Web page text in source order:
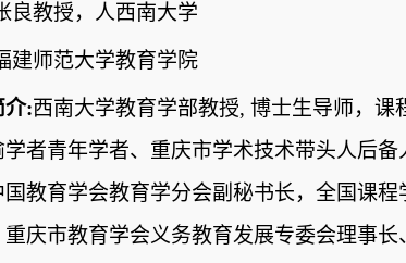
良教授，人西南大学
建师范大学教育学院
介:西南大学教育学部教授,博士生导师，课
学者青年学者、重庆市学术技术带头人后
国教育学会教育学分会副秘书长，全国课
重庆市教育学会义务教育发展专委会理事